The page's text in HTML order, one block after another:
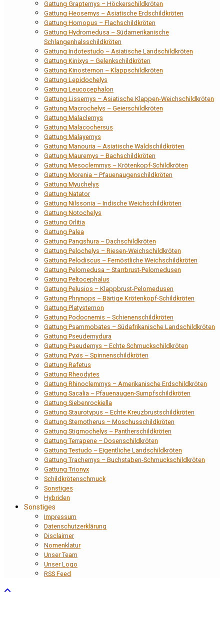
Gattung Graptemys – Höckerschildkröten
Gattung Heosemys – Asiatische Erdschildkröten
Gattung Homopus – Flachschildkröten
Gattung Hydromedusa – Südamerikanische
Schlangenhalsschildkröten
Gattung Indotestudo – Asiatische Landschildkröten
Gattung Kinixys – Gelenkschildkröten
Gattung Kinosternon – Klappschildkröten
Gattung Lepidochelys
Gattung Leucocephalon
Gattung Lissemys – Asiatische Klappen-Weichschildkröten
Gattung Macrochelys – Geierschildkröten
Gattung Malaclemys
Gattung Malacochersus
Gattung Malayemys
Gattung Manouria – Asiatische Waldschildkröten
Gattung Mauremys – Bachschildkröten
Gattung Mesoclemmys – Krötenkopf-Schildkröten
Gattung Morenia – Pfauenaugenschildkröten
Gattung Myuchelys
Gattung Natator
Gattung Nilssonia – Indische Weichschildkröten
Gattung Notochelys
Gattung Orlitia
Gattung Palea
Gattung Pangshura – Dachschildkröten
Gattung Pelochelys – Riesen-Weichschildkröten
Gattung Pelodiscus – Fernöstliche Weichschildkröten
Gattung Pelomedusa – Starrbrust-Pelomedusen
Gattung Peltocephalus
Gattung Pelusios – Klappbrust-Pelomedusen
Gattung Phrynops – Bärtige Krötenkopf-Schildkröten
Gattung Platysternon
Gattung Podocnemis – Schienenschildkröten
Gattung Psammobates – Südafrikanische Landschildkröten
Gattung Pseudemydura
Gattung Pseudemys – Echte Schmuckschildkröten
Gattung Pyxis – Spinnenschildkröten
Gattung Rafetus
Gattung Rheodytes
Gattung Rhinoclemmys – Amerikanische Erdschildkröten
Gattung Sacalia – Pfauenaugen-Sumpfschildkröten
Gattung Siebenrockiella
Gattung Staurotypus – Echte Kreuzbrustschildkröten
Gattung Sternotherus – Moschusschildkröten
Gattung Stigmochelys – Pantherschildkröten
Gattung Terrapene – Dosenschildkröten
Gattung Testudo – Eigentliche Landschildkröten
Gattung Trachemys – Buchstaben-Schmuckschildkröten
Gattung Trionyx
Schildkrötenschmuck
Sonstiges
Hybriden
Sonstiges
Impressum
Datenschutzerklärung
Disclaimer
Nomenklatur
Unser Team
Unser Logo
RSS Feed